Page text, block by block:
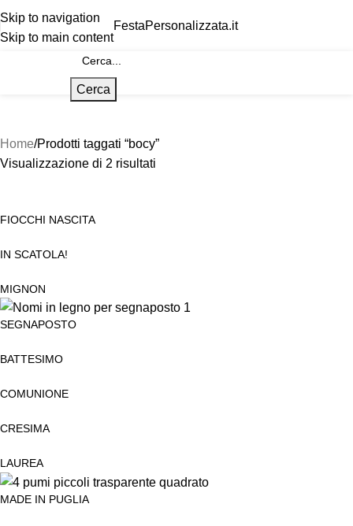
Skip to navigation
Skip to main content
FestaPersonalizzata.it
Cerca
Home Prodotti taggati “bocy”
Visualizzazione di 2 risultati
FIOCCHI NASCITA
IN SCATOLA!
MIGNON
SEGNAPOSTO
BATTESIMO
COMUNIONE
CRESIMA
LAUREA
MADE IN PUGLIA